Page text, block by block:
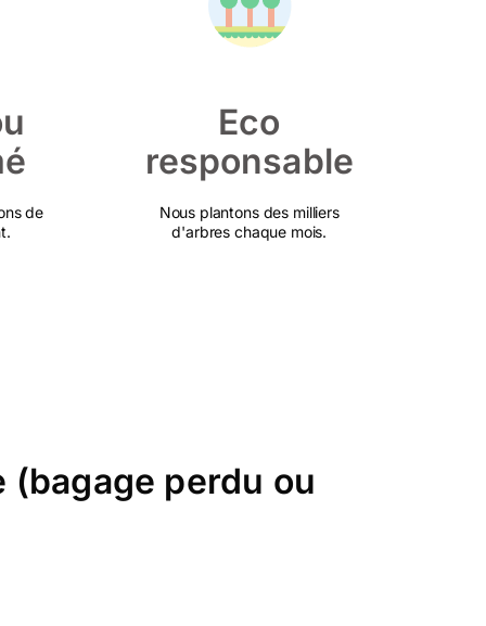
de
Eco
responsable
Nous plantons des milliers
d'arbres chaque mois.
perdu ou